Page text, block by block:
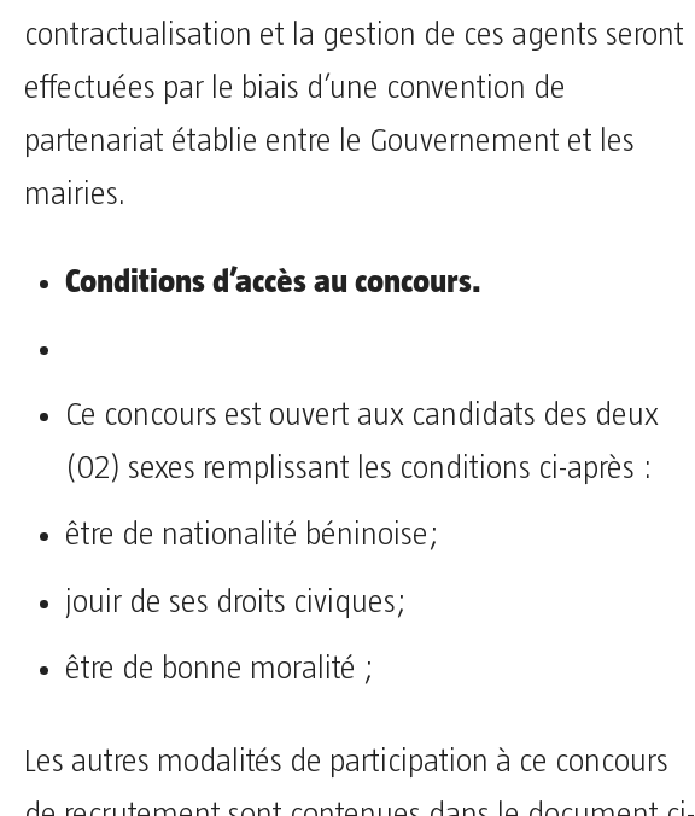
contractualisation et la gestion de ces agents seront
effectuées par le biais d’une convention de
partenariat établie entre le Gouvernement et les
mairies.
Conditions d’accès au concours.
Ce concours est ouvert aux candidats des deux
(02) sexes remplissant les conditions ci-après :
être de nationalité béninoise;
jouir de ses droits civiques;
être de bonne moralité ;
Les autres modalités de participation à ce concours